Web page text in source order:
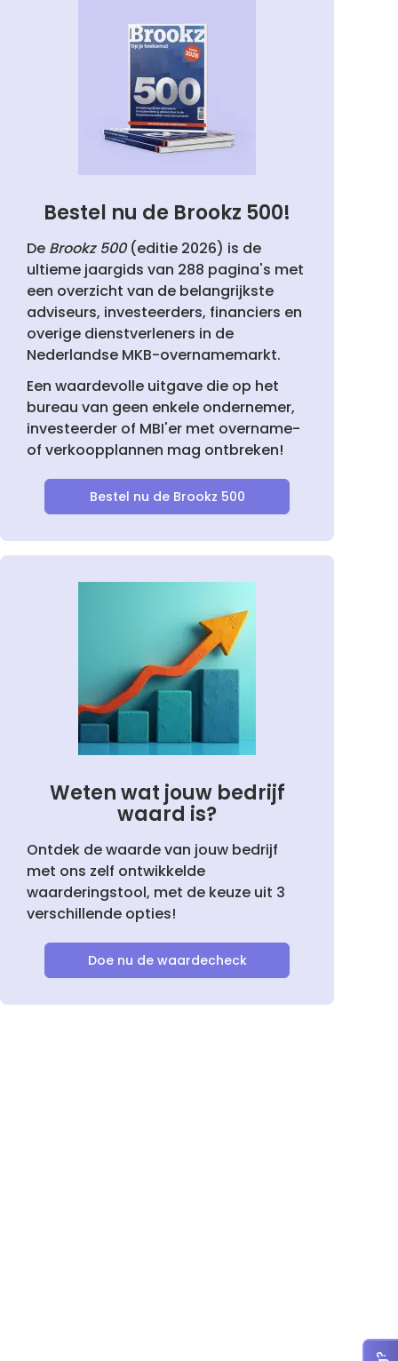
Bestel nu de Brookz 500!
De Brookz 500(editie 2026) is de
ultieme jaargids van 288 pagina's met
een overzicht van de belangrijkste
adviseurs, investeerders, financiers en
overige dienstverleners in de
Nederlandse MKB-overnamemarkt.
Een waardevolle uitgave die op het
bureau van geen enkele ondernemer,
investeerder of MBI'er met overname-
of verkoopplannen mag ontbreken!
Bestel nu de Brookz 500
Weten wat jouw bedrijf
waard is?
Ontdek de waarde van jouw bedrijf
met ons zelf ontwikkelde
waarderingstool, met de keuze uit 3
verschillende opties!
Doe nu de waardecheck